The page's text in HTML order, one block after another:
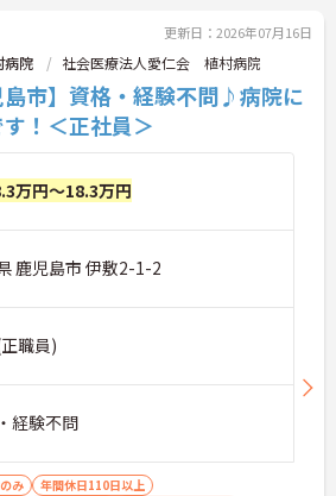
更新日：2026年07月16日
院 社会医療法人愛仁会 植村病院
島市】資格・経験不問♪病院に
！＜正社員＞
万円～18.3万円
鹿児島市 伊敷2-1-2
職員)
経験不問
み
年間休日110日以上